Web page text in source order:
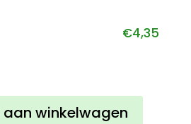
€4,35
aan winkelwagen